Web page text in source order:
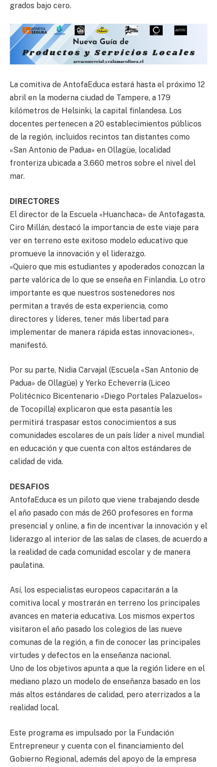
grados bajo cero.
La comitiva de AntofaEduca estará hasta el próximo 12
abril en la moderna ciudad de Tampere, a 179
kilómetros de Helsinki, la capital finlandesa. Los
docentes pertenecen a 20 establecimientos públicos
de la región, incluidos recintos tan distantes como
«San Antonio de Padua» en Ollagüe, localidad
fronteriza ubicada a 3.660 metros sobre el nivel del
mar.
DIRECTORES
El director de la Escuela «Huanchaca» de Antofagasta,
Ciro Millán, destacó la importancia de este viaje para
ver en terreno este exitoso modelo educativo que
promueve la innovación y el liderazgo.
«Quiero que mis estudiantes y apoderados conozcan la
parte valórica de lo que se enseña en Finlandia. Lo otro
importante es que nuestros sostenedores nos
permitan a través de esta experiencia, como
directores y líderes, tener más libertad para
implementar de manera rápida estas innovaciones»,
manifestó.
Por su parte, Nidia Carvajal (Escuela «San Antonio de
Padua» de Ollagüe) y Yerko Echeverría (Liceo
Politécnico Bicentenario «Diego Portales Palazuelos»
de Tocopilla) explicaron que esta pasantía les
permitirá traspasar estos conocimientos a sus
comunidades escolares de un país líder a nivel mundial
en educación y que cuenta con altos estándares de
calidad de vida.
DESAFIOS
AntofaEduca es un piloto que viene trabajando desde
el año pasado con más de 260 profesores en forma
presencial y online, a fin de incentivar la innovación y el
liderazgo al interior de las salas de clases, de acuerdo a
la realidad de cada comunidad escolar y de manera
paulatina.
Así, los especialistas europeos capacitarán a la
comitiva local y mostrarán en terreno los principales
avances en materia educativa. Los mismos expertos
visitaron el año pasado los colegios de las nueve
comunas de la región, a fin de conocer las principales
virtudes y defectos en la enseñanza nacional.
Uno de los objetivos apunta a que la región lidere en el
mediano plazo un modelo de enseñanza basado en los
más altos estándares de calidad, pero aterrizados a la
realidad local.
Este programa es impulsado por la Fundación
Entrepreneur y cuenta con el financiamiento del
Gobierno Regional, además del apoyo de la empresa